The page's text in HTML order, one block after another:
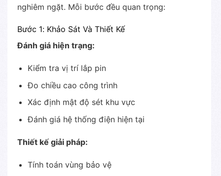
nghiêm ngặt. Mỗi bước đều quan trọng:
Bước 1: Khảo Sát Và Thiết Kế
Đánh giá hiện trạng:
Kiểm tra vị trí lắp pin
Đo chiều cao công trình
Xác định mật độ sét khu vực
Đánh giá hệ thống điện hiện tại
Thiết kế giải pháp:
Tính toán vùng bảo vệ